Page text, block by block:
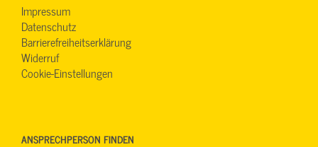
Impressum
Datenschutz
Barrierefreiheitserklärung
Widerruf
Cookie-Einstellungen
ANSPRECHPERSON FINDEN